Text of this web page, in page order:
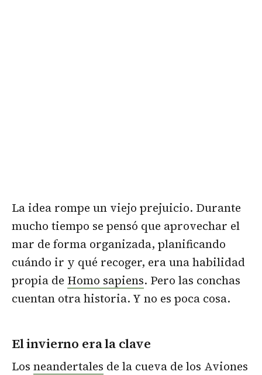
La idea rompe un viejo prejuicio. Durante
mucho tiempo se pensó que aprovechar el
mar de forma organizada, planificando
cuándo ir y qué recoger, era una habilidad
propia de Homo sapiens. Pero las conchas
cuentan otra historia. Y no es poca cosa.
El invierno era la clave
Los neandertales de la cueva de los Aviones